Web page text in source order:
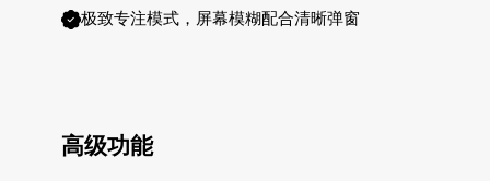
极致专注模式，屏幕模糊配合清晰弹窗
高级功能